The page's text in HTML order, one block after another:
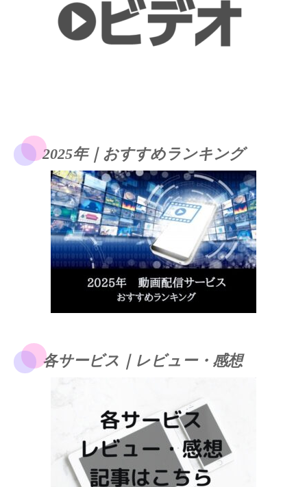
2025年｜おすすめランキング
各サービス｜レビュー・感想